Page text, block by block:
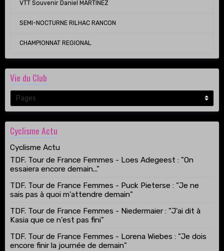
VTT Souvenir Daniel MARTINEZ
SEMI-NOCTURNE RILHAC RANCON
CHAMPIONNAT REGIONAL
Vie du Club
Cyclisme Actu
Cyclisme Actu
TDF. Tour de France Femmes - Loes Adegeest : "On
essaiera encore demain..."
TDF. Tour de France Femmes - Puck Pieterse : "Je ne
sais pas à quoi m'attendre demain"
TDF. Tour de France Femmes - Niedermaier : "J’ai dit à
Kasia que ce n’est pas fini"
TDF. Tour de France Femmes - Lorena Wiebes : "Je dois
encore finir la journée de demain"